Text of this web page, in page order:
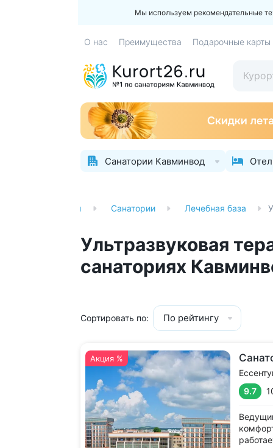
Мы используем рекомендательные
О нас Преимущества Подарочные карты
Санатории Кавминвод
Главная Санатории Лечебная база
Ультразвуковая
санаториях
Сортировать по: По рейтингу
Акция %
9.7